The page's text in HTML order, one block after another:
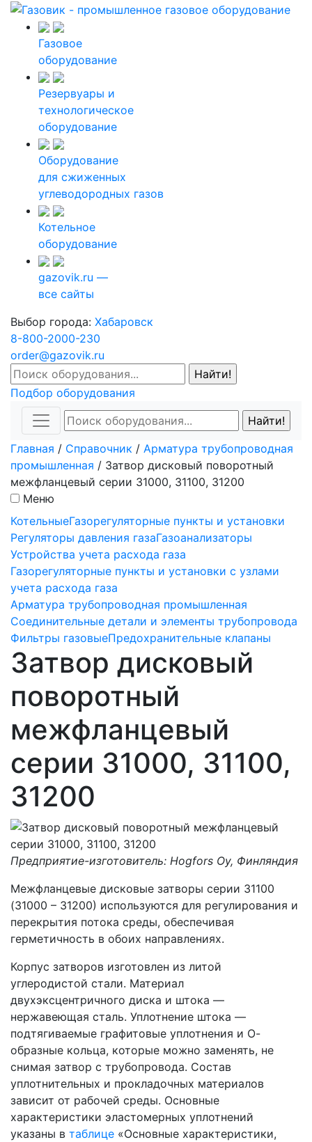
Газовое
оборудование
Резервуары и
технологическое
оборудование
Оборудование
для сжиженных
углеводородных газов
Котельное
оборудование
gazovik.ru —
все сайты
Выбор города: Хабаровск
8-800-2000-230
order@gazovik.ru
Подбор оборудования
Главная / Справочник / Арматура трубопроводная
промышленная / Затвор дисковый поворотный
межфланцевый серии 31000, 31100, 31200
Меню
КотельныеГазорегуляторные пункты и установки
Регуляторы давления газаГазоанализаторы
Устройства учета расхода газа
Газорегуляторные пункты и установки с узлами
учета расхода газа
Арматура трубопроводная промышленная
Соединительные детали и элементы трубопровода
Фильтры газовыеПредохранительные клапаны
Затвор дисковый
поворотный
межфланцевый
серии 31000, 31100,
31200
Предприятие-изготовитель: Hоgfors Oу, Финляндия
Межфланцевые дисковые затворы серии 31100
(31000 – 31200) используются для регулирования и
перекрытия потока среды, обеспечивая
герметичность в обоих направлениях.
Корпус затворов изготовлен из литой
углеродистой стали. Материал
двухэксцентричного диска и штока —
нержавеющая сталь. Уплотнение штока —
подтягиваемые графитовые уплотнения и О-
образные кольца, которые можно заменять, не
снимая затвор с трубопровода. Состав
уплотнительных и прокладочных материалов
зависит от рабочей среды. Основные
характеристики эластомерных уплотнений
указаны в таблице «Основные характеристики,